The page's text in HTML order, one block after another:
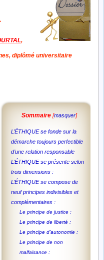
,
diplômé universitaire
Sommaire [masquer]
L’ÉTHIQUE se fonde sur la
démarche toujours perfectible
d’une relation responsable
L’ÉTHIQUE se présente selon
trois dimensions :
L’ÉTHIQUE se compose de
neuf principes indivisibles et
complémentaires :
Le principe de justice :
Le principe de liberté :
Le principe d’autonomie :
Le principe de non
malfaisance :